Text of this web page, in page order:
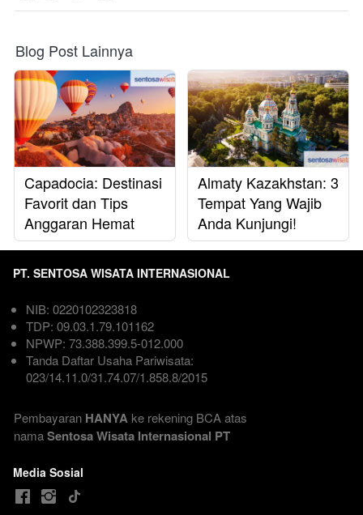
Blog Post Lainnya
Capadocia: Destinasi
Favorit dan Tips
Anggaran Hemat
Almaty Kazakhstan: 3
Tempat Yang Wajib
Anda Kunjungi!
PT. SENTOSA WISATA INTERNASIONAL
NIB: 0220102323818
TDP: 09.03.1.79.101162
NPWP: 73.388.399.5-012.000
Tanda Daftar Usaha Pariwisata:
023/14.11.0/31.74.07/1.858.8/2015
Pembayaran HANYA ke rekening BCA atas
nama Sentosa Wisata Internasional PT
Media Sosial